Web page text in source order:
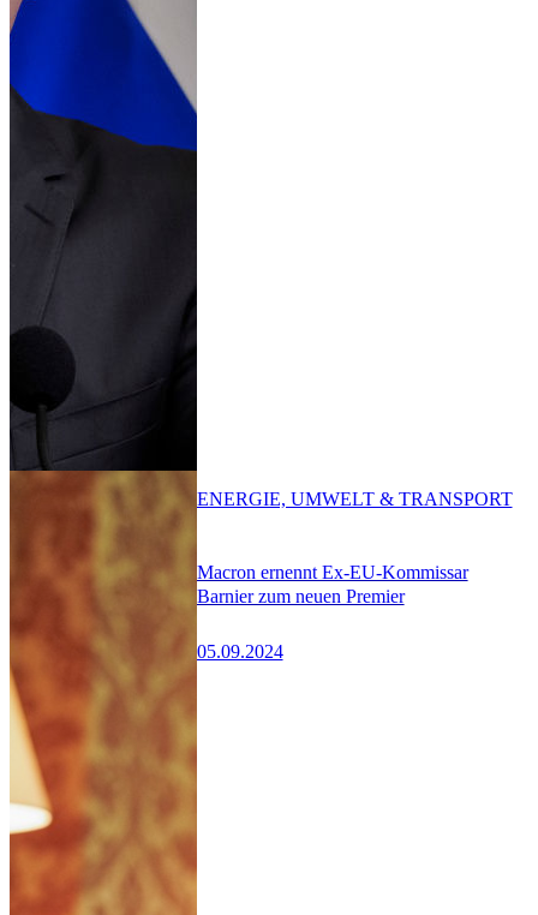
Macron ernennt Ex-EU-Kommissar
Barnier zum neuen Premier
05.09.2024
ENERGIE, UMWELT & TRANSPORT